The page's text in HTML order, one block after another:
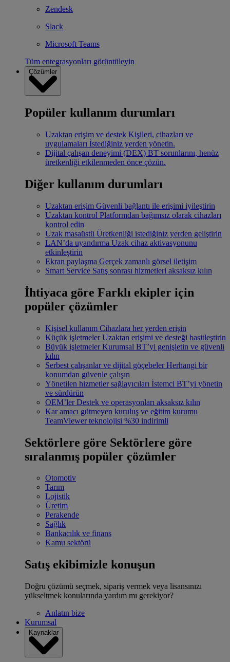
Zendesk
Slack
Microsoft Teams
Tüm entegrasyonları görüntüleyin
Çözümler
Popüler kullanım durumları
Uzaktan erişim ve destek Kişileri, cihazları ve
uygulamaları İstediğiniz yerden yönetin.
Dijital çalışan deneyimi (DEX) BT sorunlarını, henüz
üretkenliği etkilenmeden önce çözün.
Diğer kullanım durumları
Uzaktan erişim Güvenli bağlantı ile erişimi iyileştirin
Uzaktan kontrol Platformdan bağımsız olarak cihazları
kontrol edin
Uzak masaüstü Üretkenliği istediğiniz yerden geliştirin
LAN’da uyandırma Uzak cihaz aktivasyonunu
etkinleştirin
Ekran paylaşma Gerçek zamanlı görsel iletişim
Smart Service Satış sonrası hizmetleri aksaksız kılın
İhtiyaca göre Farklı ekipler için
popüler çözümler
Kişisel kullanım Cihazlara her yerden erişin
Küçük işletmeler Uzaktan erişimi ve desteği basitleştirin
Büyük işletmeler Kurumsal BT’yi genişletin ve güvenli
kılın
Serbest çalışanlar ve dijital göçebeler Herhangi bir
konumdan güvenle çalışın
Yönetilen hizmetler sağlayıcıları İstemci BT’yi yönetin
ve sürdürün
OEM’ler Destek ve operasyonları aksaksız kılın
Kar amacı gütmeyen kuruluş ve eğitim kurumu
TeamViewer teknolojisi %30 indirimli
Sektörlere göre Sektörlere göre
sıralanmış popüler çözümler
Otomotiv
Tarım
Lojistik
Üretim
Perakende
Sağlık
Bankacılık ve finans
Kamu sektörü
Satış ekibimizle konuşun
Doğru çözümü seçmek, sipariş vermek veya lisansınızı
yükseltmek konularında yardım mı gerekiyor?
Anlatın bize
Kurumsal
Kaynaklar